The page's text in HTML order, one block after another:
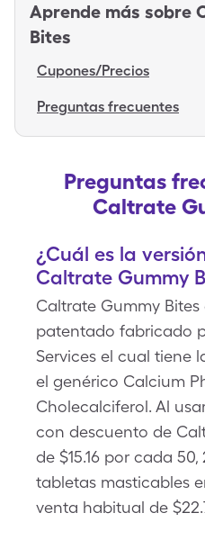
Aprende más sobre
Bites
Cupones/Precios
Preguntas frecuentes
Preguntas
Caltrate
¿Cuál es la
Caltrate Gummy
Caltrate Gummy
patentado fabricado
Services el cual tiene
el genérico Calcium
Cholecalciferol. Al
con descuento de
de $15.16 por cada
tabletas masticables
venta habitual de